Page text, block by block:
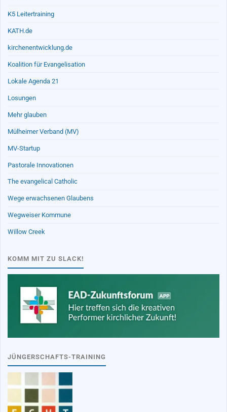
K5 Leitertraining
KATH.de
kirchenentwicklung.de
Koalition für Evangelisation
Lokale Agenda 21
Losungen
Mehr glauben
Mülheimer Verband (MV)
MV-Startup
Pastorale Innovationen
The evangelical Catholic
Wege erwachsenen Glaubens
Wegweiser Kommune
Willow Creek
KOMM MIT ZU SLACK!
JÜNGERSCHAFTS-TRAINING